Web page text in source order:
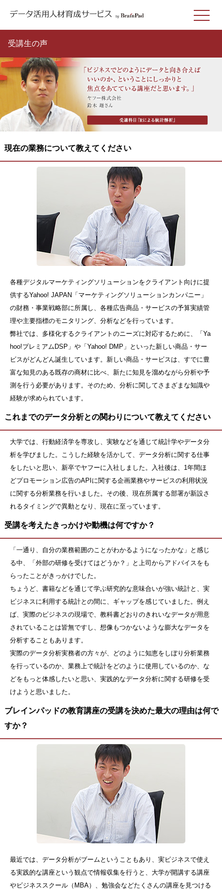
受講生の声
現在の業務について教えてください
各種デジタルマーケティングソリューションをクライアント向けに提
供するYahoo! JAPAN「マーケティングソリューションカンパニー」
の財務・事業戦略部に所属し、各種広告商品・サービスの予算実績管
理や主要指標のモニタリング、分析などを行っています。
弊社では、多様化するクライアントのニーズに対応するために、「Ya
hoo!プレミアムDSP」や「Yahoo! DMP」といった新しい商品・サー
ビスがどんどん誕生しています。新しい商品・サービスは、すでに豊
富な知見のある既存の商材に比べ、新たに知見を溜めながら分析や予
測を行う必要があります。そのため、分析に関してさまざまな知識や
経験が求められています。
これまでのデータ分析との関わりについて教えてください
大学では、行動経済学を専攻し、実験などを通じて統計学やデータ分
析を学びました。こうした経験を活かして、データ分析に関する仕事
をしたいと思い、新卒でヤフーに入社しました。入社後は、1年間ほ
どプロモーション広告のAPIに関する企画業務やサービスの利用状況
に関する分析業務を行いました。その後、現在所属する部署が新設さ
れるタイミングで異動となり、現在に至っています。
受講を考えたきっかけや動機は何ですか？
「一通り、自分の業務範囲のことがわかるようになったかな」と感じ
る中、「外部の研修を受けてはどうか？」と上司からアドバイスをも
らったことがきっかけでした。
ちょうど、書籍などを通じて学ぶ研究的な意味合いが強い統計と、実
ビジネスに利用する統計との間に、ギャップを感じていました。例え
ば、実際のビジネスの現場で、教科書どおりのきれいなデータが用意
されていることは皆無ですし、想像もつかないような膨大なデータを
分析することもあります。
実際のデータ分析実務者の方々が、どのように知恵をしぼり分析業務
を行っているのか、業務上で統計をどのように使用しているのか、な
どをもっと体感したいと思い、実践的なデータ分析に関する研修を受
けようと思いました。
ブレインパッドの教育講座の受講を決めた最大の理由は何で
すか？
最近では、データ分析がブームということもあり、実ビジネスで使え
る実践的な講座という観点で情報収集を行うと、大学が開講する講座
やビジネススクール（MBA）、勉強会などたくさんの講座を見つける